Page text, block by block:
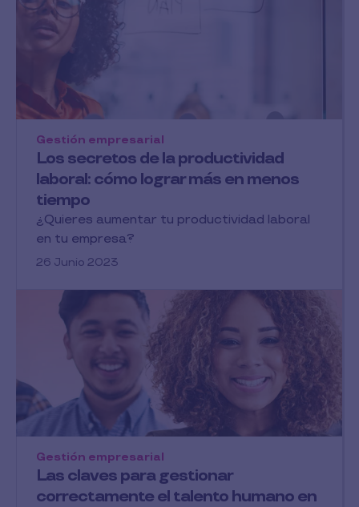
Los secretos de la productividad
laboral: cómo lograr más en menos
tiempo
Gestión empresarial
¿Quieres aumentar tu productividad laboral
en tu empresa?
26 Junio 2023
Las claves para gestionar
correctamente el talento humano en
Gestión empresarial